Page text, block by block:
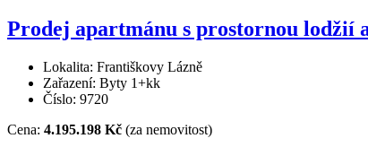
Prodej apartmánu s prostornou lodžií
Lokalita: Františkovy Lázně
Zařazení: Byty 1+kk
Číslo: 9720
Cena: 4.195.198 Kč (za nemovitost)